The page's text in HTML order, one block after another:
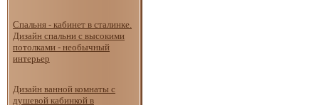
Спальня - кабинет в сталинке.
Дизайн спальни с высокими
потолками - необычный
интерьер
Дизайн ванной комнаты с
душевой кабинкой в